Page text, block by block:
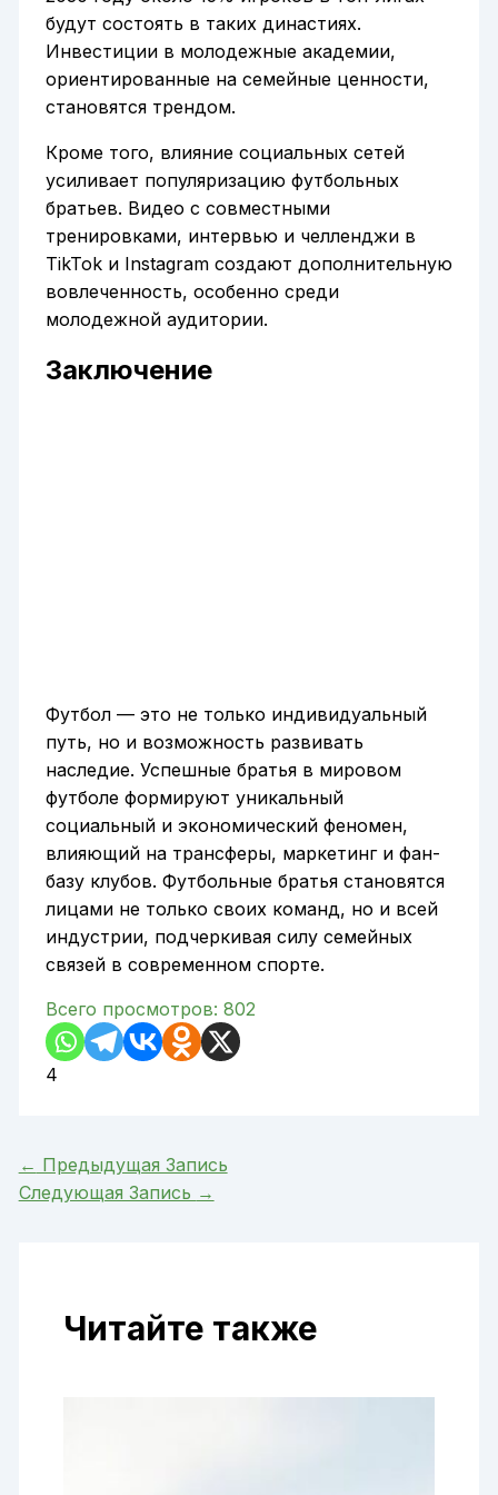
будут состоять в таких династиях.
Инвестиции в молодежные академии,
ориентированные на семейные ценности,
становятся трендом.
Кроме того, влияние социальных сетей
усиливает популяризацию футбольных
братьев. Видео с совместными
тренировками, интервью и челленджи в
TikTok и Instagram создают дополнительную
вовлеченность, особенно среди
молодежной аудитории.
Заключение
Футбол — это не только индивидуальный
путь, но и возможность развивать
наследие. Успешные братья в мировом
футболе формируют уникальный
социальный и экономический феномен,
влияющий на трансферы, маркетинг и фан-
базу клубов. Футбольные братья становятся
лицами не только своих команд, но и всей
индустрии, подчеркивая силу семейных
связей в современном спорте.
Всего просмотров: 802
4
← Предыдущая Запись
Следующая Запись →
Читайте также